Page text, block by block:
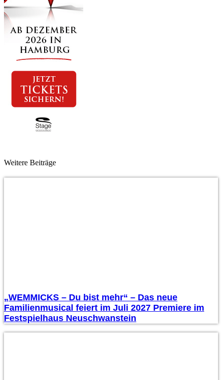
Weitere Beiträge
„WEMMICKS – Du bist mehr“ – Das neue
Familienmusical feiert im Juli 2027 Premiere im
Festspielhaus Neuschwanstein